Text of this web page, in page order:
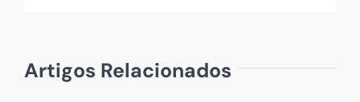
Artigos Relacionados